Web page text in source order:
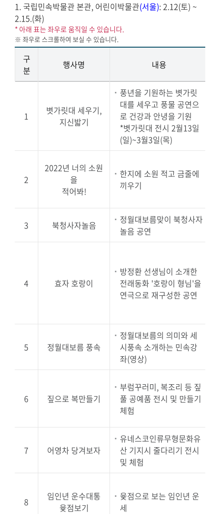
1. 국립민속박물관 본관, 어린이박물관(서울): 2.12(토) ~
2.15.(화)
* 아래 표는 좌우로 움직일 수 있습니다.
구
분
행사명 내용
1
볏가릿대 세우기,
지신밟기
풍년을 기원하는 볏가릿
대를 세우고 풍물 공연으
로 건강과 안녕을 기원
*볏가릿대 전시 2월13일
(일)~3월3일(목)
2
2022년 너의 소원
을
적어봐!
한지에 소원 적고 금줄에
끼우기
3 북청사자놀음
정월대보름맞이 북청사자
놀음 공연
4 효자 호랑이
방정환 선생님이 소개한
전래동화 '호랑이 형님'을
연극으로 재구성한 공연
5 정월대보름 풍속
정월대보름의 의미와 세
시풍속 소개하는 민속강
좌(영상)
6 짚으로 복만들기
부럼꾸러미, 복조리 등 짚
풀 공예품 전시 및 만들기
체험
7 어영차 당겨보자
유네스코인류무형문화유
산 기지시 줄다리기 전시
및 체험
8
임인년 운수대통
윷점보기
윷점으로 보는 임인년 운
세